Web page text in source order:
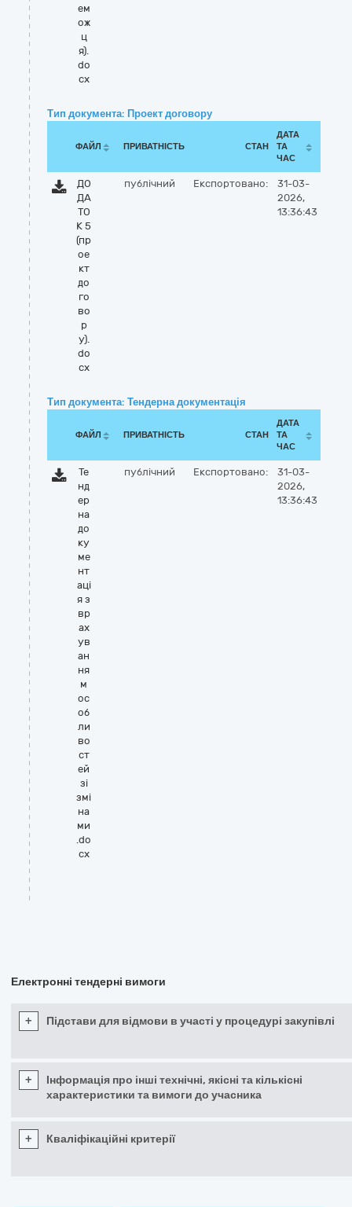
ем
ож
ц
я).
do
cx
Тип документа: Проект договору
ФАЙЛ ПРИВАТНІСТЬ СТАН
ДАТА
ТА
ЧАС
ДО
ДА
ТО
К 5
(пр
ое
кт
до
го
во
р
у).
do
cx
публічний Експортовано:
31-03-
2026,
13:36:43
Тип документа: Тендерна документація
ФАЙЛ ПРИВАТНІСТЬ СТАН
ДАТА
ТА
ЧАС
Те
нд
ер
на
до
ку
ме
нт
аці
я з
вр
ах
ув
ан
ня
м
ос
об
ли
во
ст
ей
зі
змі
на
ми
.do
cx
публічний Експортовано:
31-03-
2026,
13:36:43
Електронні тендерні вимоги
+ Підстави для відмови в участі у процедурі закупівлі
+
Інформація про інші технічні, якісні та кількісні
характеристики та вимоги до учасника
+ Кваліфікаційні критерії